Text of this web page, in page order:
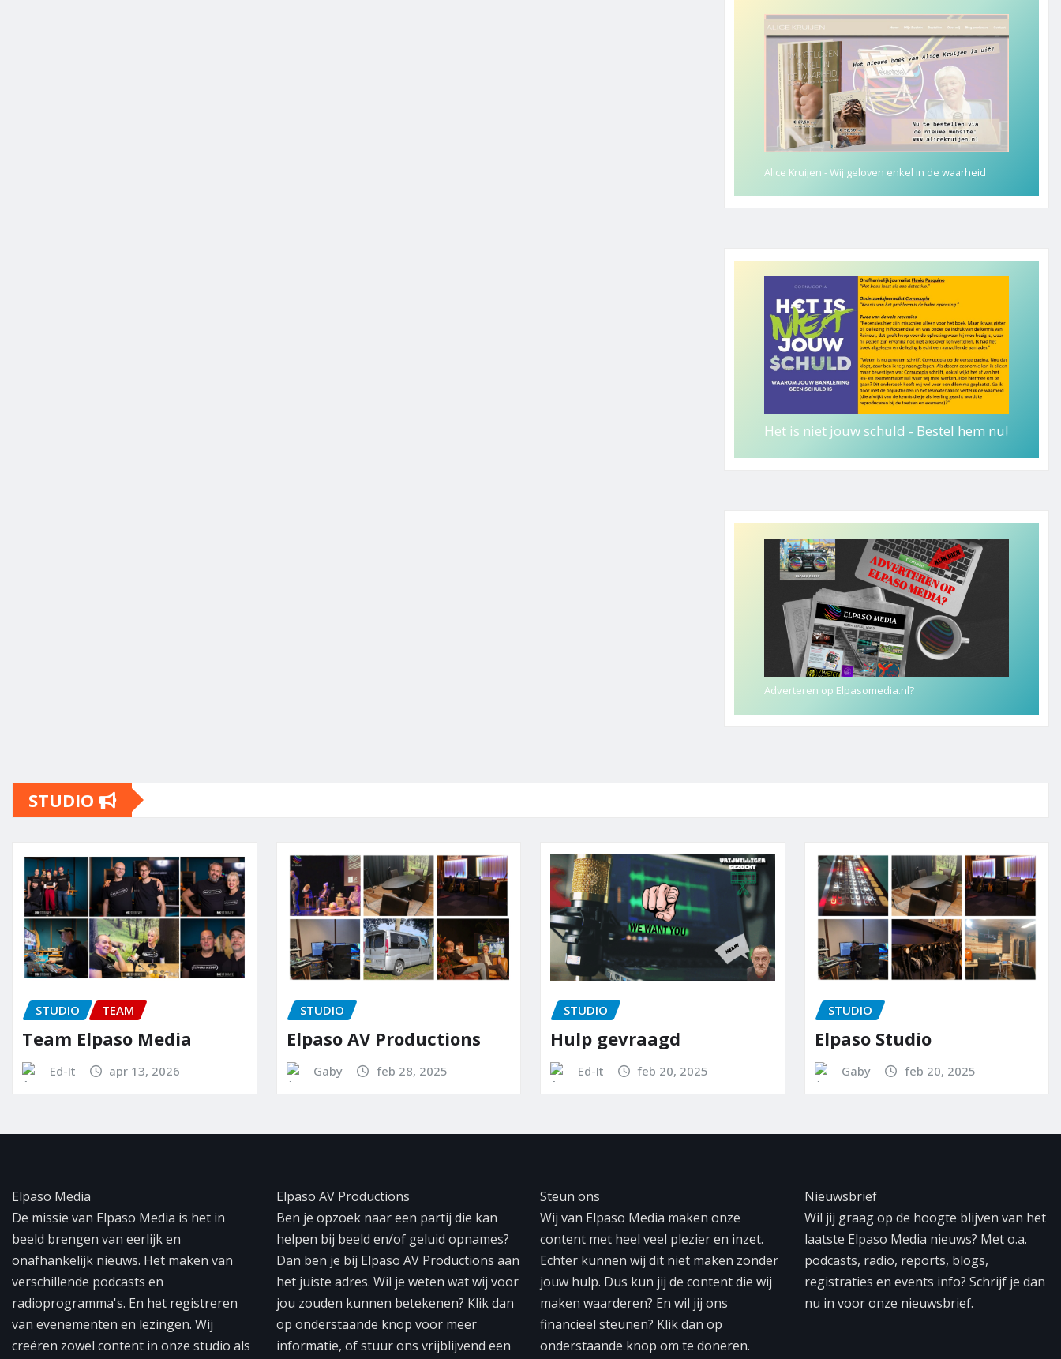
Alice Kruijen - Wij geloven enkel in de waarheid
Het is niet jouw schuld - Bestel hem nu!
Adverteren op Elpasomedia.nl?
STUDIO
TEAM
Media
apr 13, 2026
Elpaso AV Productions
feb 28, 2025
Hulp gevraagd
feb 20, 2025
Elpaso Studio
feb 20, 2025
Elpaso Media
De missie van Elpaso Media is het in
beeld brengen van eerlijk en
onafhankelijk nieuws. Het maken van
verschillende podcasts en
radioprogramma's. En het registreren
van evenementen en lezingen. Wij
creëren zowel content in onze studio als
Elpaso AV Productions
Ben je opzoek naar een partij die kan
helpen bij beeld en/of geluid opnames?
Dan ben je bij Elpaso AV Productions aan
het juiste adres. Wil je weten wat wij voor
jou zouden kunnen betekenen? Klik dan
op onderstaande knop voor meer
informatie, of stuur ons vrijblijvend een
Steun ons
Wij van Elpaso Media maken onze
content met heel veel plezier en inzet.
Echter kunnen wij dit niet maken zonder
jouw hulp. Dus kun jij de content die wij
maken waarderen? En wil jij ons
financieel steunen? Klik dan op
onderstaande knop om te doneren.
Nieuwsbrief
Wil jij graag op de hoogte blijven van het
laatste Elpaso Media nieuws? Met o.a.
podcasts, radio, reports, blogs,
registraties en events info? Schrijf je dan
nu in voor onze nieuwsbrief.